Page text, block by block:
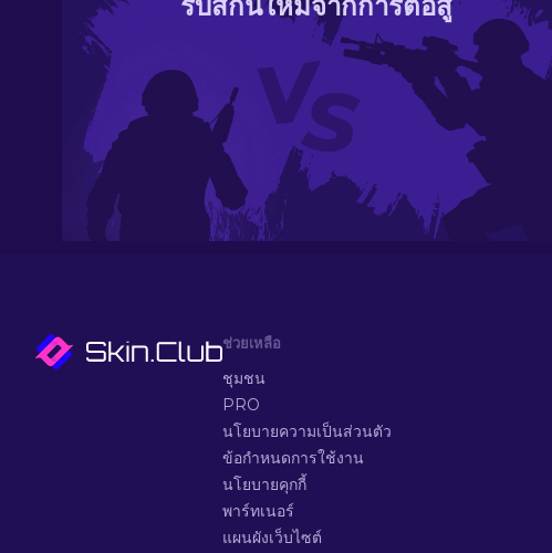
ช่วยเหลือ
ชุมชน
PRO
นโยบายความเป็นส่วนตัว
ข้อกำหนดการใช้งาน
นโยบายคุกกี้
พาร์ทเนอร์
แผนผังเว็บไซต์